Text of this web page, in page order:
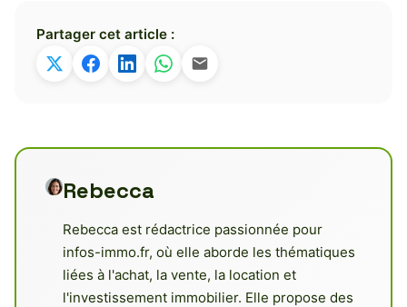
Partager cet article :
Rebecca
Rebecca est rédactrice passionnée pour
infos-immo.fr, où elle aborde les thématiques
liées à l'achat, la vente, la location et
l'investissement immobilier. Elle propose des